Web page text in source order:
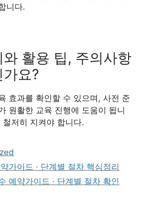
니다.
활용 팁, 주의사항
요?
효과를 확인할 수 있으며, 사전 준
원활한 교육 진행에 도움이 됩니
저히 지켜야 합니다.
가이드 · 단계별 절차 핵심정리
예약가이드 · 단계별 절차 확인